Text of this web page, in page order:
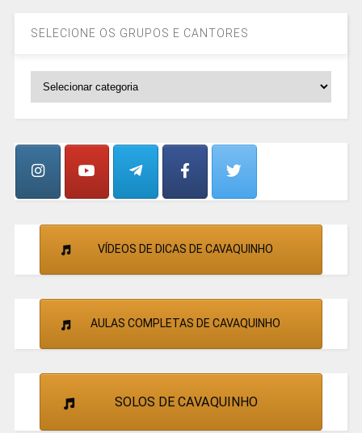
SELECIONE OS GRUPOS E CANTORES
CANTORES
VÍDEOS DE DICAS DE CAVAQUINHO
AULAS COMPLETAS DE CAVAQUINHO
SOLOS DE CAVAQUINHO